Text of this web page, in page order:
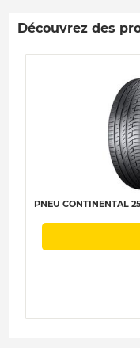
Découvrez des
PNEU CONTINENTAL